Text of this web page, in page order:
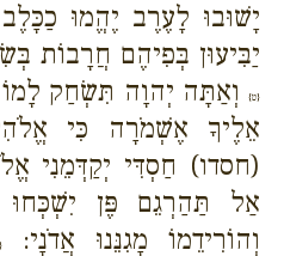
יָשׁוּבוּ לָעֶרֶב יֶהֱמוּ כַכָּלֶב
יַבִּיעוּן בְּפִיהֶם חֲרָבוֹת
{ט}וְאַתָּה יְהוָה תִּשְׂחַק לָמוֹ
אֵלֶיךָ אֶשְׁמֹרָה כִּי
(חסדו) חַסְדִּי יְקַדְּמֵנִי
אַל תַּהַרְגֵם פֶּן יִשְׁכְּחוּ
וְהוֹרִידֵמוֹ מָגִנֵּנוּ אֲדֹנָי: